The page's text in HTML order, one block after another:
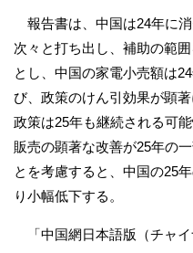
報告書は、中国は24年に
次々と打ち出し、補助の範
とし、中国の家電小売額は
び、政策のけん引効果が顕
政策は25年も継続される可
販売の顕著な改善が25年の
とを考慮すると、中国の25
り小幅低下する。
「中国網日本語版（チャ